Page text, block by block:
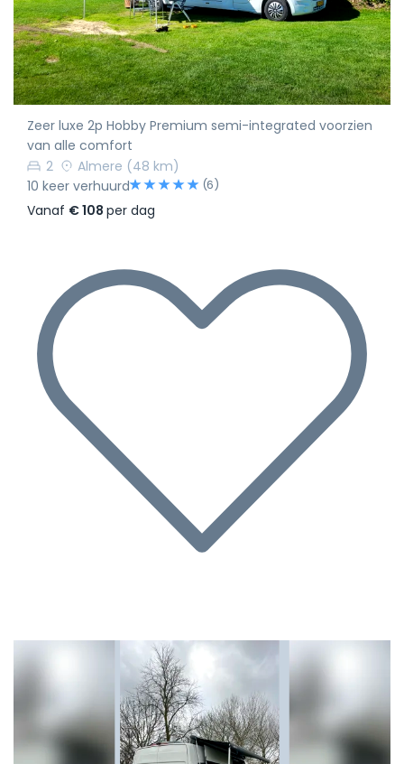
Zeer luxe 2p Hobby Premium semi-integrated voorzien
van alle comfort
2
Almere (48 km)
10 keer verhuurd
(6)
Vanaf € 108 per dag